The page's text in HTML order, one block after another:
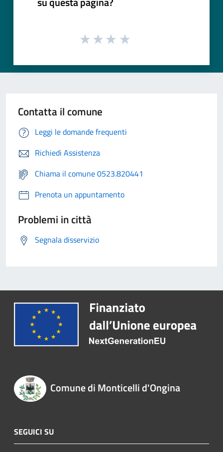
Contatta il comune
Leggi le domande frequenti
Richiedi Assistenza
Chiama il comune 0523.820441
Prenota un appuntamento
Problemi in città
Segnala disservizio
Comune di Monticelli d'Ongina
SEGUICI SU